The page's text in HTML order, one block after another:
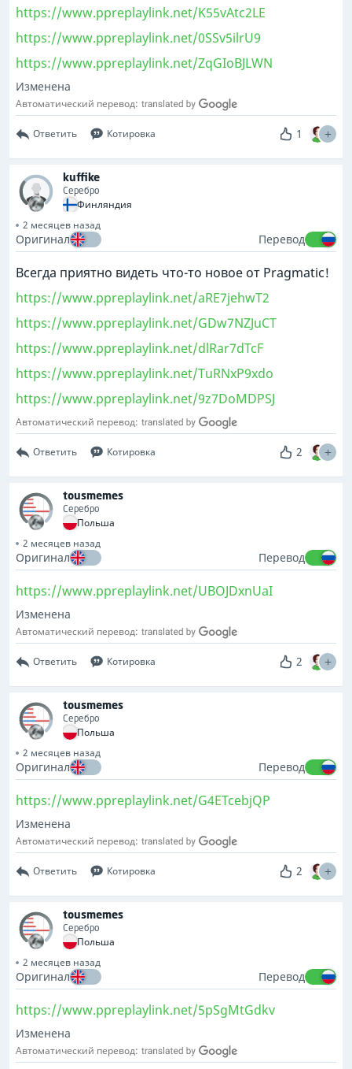
https://www.ppreplaylink.net/K55vAtc2LE
https://www.ppreplaylink.net/0SSv5ilrU9
https://www.ppreplaylink.net/ZqGIoBJLWN
Изменена
Автоматический перевод:
Ответить Котировка 1
kuffike
Серебро
Финляндия
2 месяцев назад
Оригинал Перевод
Всегда приятно видеть что-то новое от Pragmatic!
https://www.ppreplaylink.net/aRE7jehwT2
https://www.ppreplaylink.net/GDw7NZJuCT
https://www.ppreplaylink.net/dlRar7dTcF
https://www.ppreplaylink.net/TuRNxP9xdo
https://www.ppreplaylink.net/9z7DoMDPSJ
Автоматический перевод:
Ответить Котировка 2
tousmemes
Серебро
Польша
2 месяцев назад
Оригинал Перевод
https://www.ppreplaylink.net/UBOJDxnUaI
Изменена
Автоматический перевод:
Ответить Котировка 2
tousmemes
Серебро
Польша
2 месяцев назад
Оригинал Перевод
https://www.ppreplaylink.net/G4ETcebjQP
Изменена
Автоматический перевод:
Ответить Котировка 2
tousmemes
Серебро
Польша
2 месяцев назад
Оригинал Перевод
https://www.ppreplaylink.net/5pSgMtGdkv
Изменена
Автоматический перевод: